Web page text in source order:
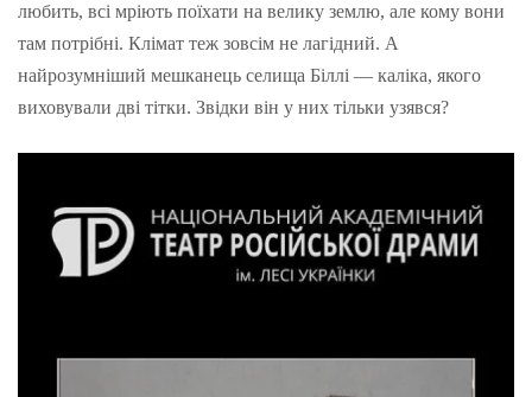
любить, всі мріють поїхати на велику землю, але кому вони
там потрібні. Клімат теж зовсім не лагідний. А
найрозумніший мешканець селища Біллі — каліка, якого
виховували дві тітки. Звідки він у них тільки узявся?